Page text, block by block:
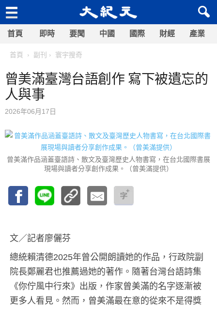
首頁 即時 要聞 中國 國際 財經 產業
首頁 副刊 寰宇搜奇
曾美滿臺灣台語創作 寫下被遺忘的
人與事
2026年06月17日
曾美滿作品涵蓋臺語詩、散文及臺灣歷史人物書寫，在台北國際書展
現場與讀者分享創作成果。（曾美滿提供）
文／記者廖儷芬
總統賴清德2025年曾公開朗讀她的作品，行政院副
院長鄭麗君也推薦過她的著作。隨著台灣台語詩集
《你佇風中行來》出版，作家曾美滿的名字逐漸被
更多人看見。然而，曾美滿最在意的從來不是得獎